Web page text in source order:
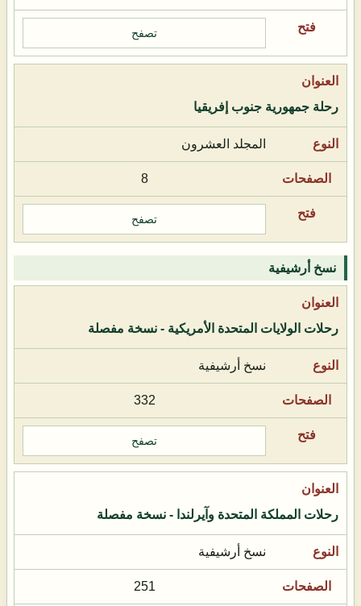
تصفح
رحلة جمهورية جنوب إفريقيا
المجلد العشرون
8
تصفح
نسخ أرشيفية
رحلات الولايات المتحدة الأمريكية - نسخة مفصلة
نسخ أرشيفية
332
تصفح
رحلات المملكة المتحدة وآيرلندا - نسخة مفصلة
نسخ أرشيفية
251